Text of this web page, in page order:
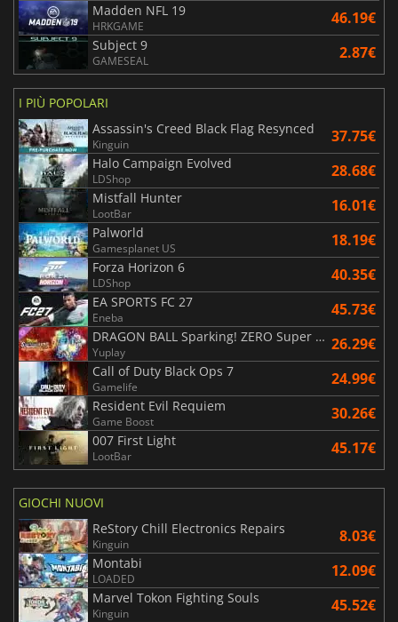
Madden NFL 19
HRKGAME 46.19€
Subject 9
GAMESEAL 2.87€
I PIÙ POPOLARI
Assassin's Creed Black Flag Resynced
Kinguin 37.75€
Halo Campaign Evolved
LDShop 28.68€
Mistfall Hunter
LootBar 16.01€
Palworld
Gamesplanet US 18.19€
Forza Horizon 6
LDShop 40.35€
EA SPORTS FC 27
Eneba 45.73€
DRAGON BALL Sparking! ZERO Super Limit Breaking NEO
Yuplay 26.29€
Call of Duty Black Ops 7
Gamelife 24.99€
Resident Evil Requiem
Game Boost 30.26€
007 First Light
LootBar 45.17€
GIOCHI NUOVI
ReStory Chill Electronics Repairs
Kinguin 8.03€
Montabi
LOADED 12.09€
Marvel Tokon Fighting Souls
Kinguin 45.52€